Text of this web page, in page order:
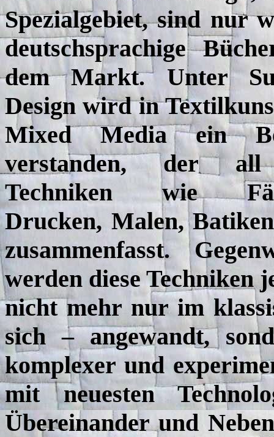
Spezialgebiet, sind nur
deutschsprachige
dem Markt. Unter
Design wird in
Mixed Media ein
verstanden, der
Techniken wie
Drucken, Malen,
zusammenfasst.
werden diese Techniken
nicht mehr nur im
sich – angewandt,
komplexer und
mit neuesten
Übereinander und